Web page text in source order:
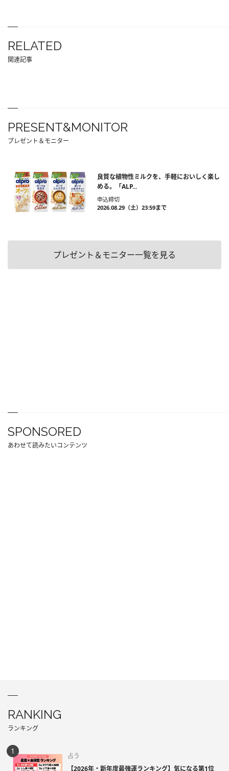
RELATED
関連記事
PRESENT&MONITOR
プレゼント＆モニター
良質な植物性ミルクを、手軽においしく楽し
める。「ALP...
申込締切
2026.08.29（土）23:59まで
プレゼント＆モニター一覧を見る
SPONSORED
あわせて読みたいコンテンツ
RANKING
ランキング
占う
【2026年・新年度最強運ランキング】気になる第1位